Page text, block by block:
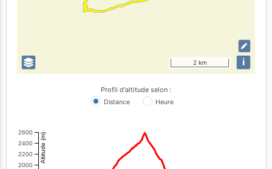
2 km i
Profil d'altitude selon :
Distance Heure
2000
2200
2400
2600 Altitude (m)